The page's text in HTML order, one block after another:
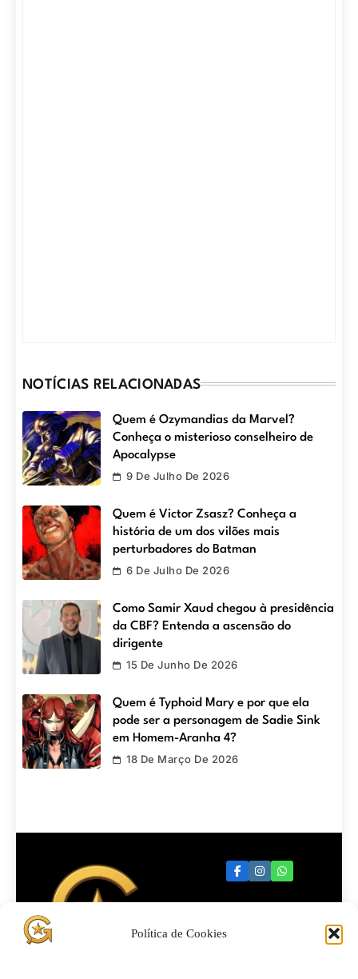
Política de Cookies
NOTÍCIAS RELACIONADAS
Quem é Ozymandias da Marvel?
Conheça o misterioso conselheiro de
Apocalypse
9 De Julho De 2026
Quem é Victor Zsasz? Conheça a
história de um dos vilões mais
perturbadores do Batman
6 De Julho De 2026
Como Samir Xaud chegou à presidência
da CBF? Entenda a ascensão do
dirigente
15 De Junho De 2026
Quem é Typhoid Mary e por que ela
pode ser a personagem de Sadie Sink
em Homem-Aranha 4?
18 De Março De 2026